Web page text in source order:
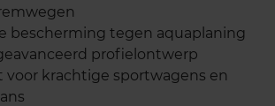
bescherming tegen aquaplaning
profielontwerp
voor krachtige sportwagens en